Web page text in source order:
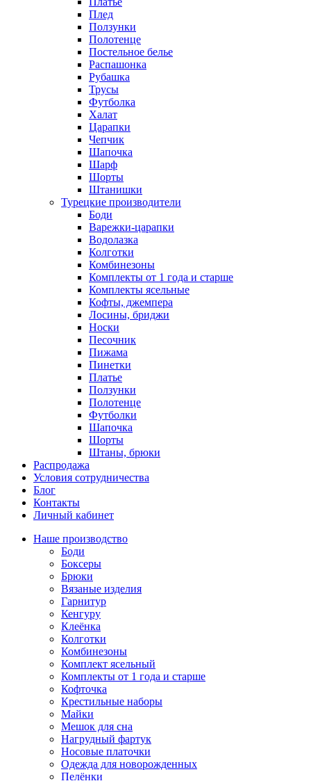
Плед
Ползунки
Полотенце
Постельное белье
Распашонка
Рубашка
Трусы
Футболка
Халат
Царапки
Чепчик
Шапочка
Шарф
Шорты
Штанишки
Турецкие производители
Боди
Варежки-царапки
Водолазка
Колготки
Комбинезоны
Комплекты от 1 года и старше
Комплекты ясельные
Кофты, джемпера
Лосины, бриджи
Носки
Песочник
Пижама
Пинетки
Платье
Ползунки
Полотенце
Футболки
Шапочка
Шорты
Штаны, брюки
Распродажа
Условия сотрудничества
Блог
Контакты
Личный кабинет
Наше производство
Боди
Боксеры
Брюки
Вязаные изделия
Гарнитур
Кенгуру
Клеёнка
Колготки
Комбинезоны
Комплект ясельный
Комплекты от 1 года и старше
Кофточка
Крестильные наборы
Майки
Мешок для сна
Нагрудный фартук
Носовые платочки
Одежда для новорожденных
Пелёнки